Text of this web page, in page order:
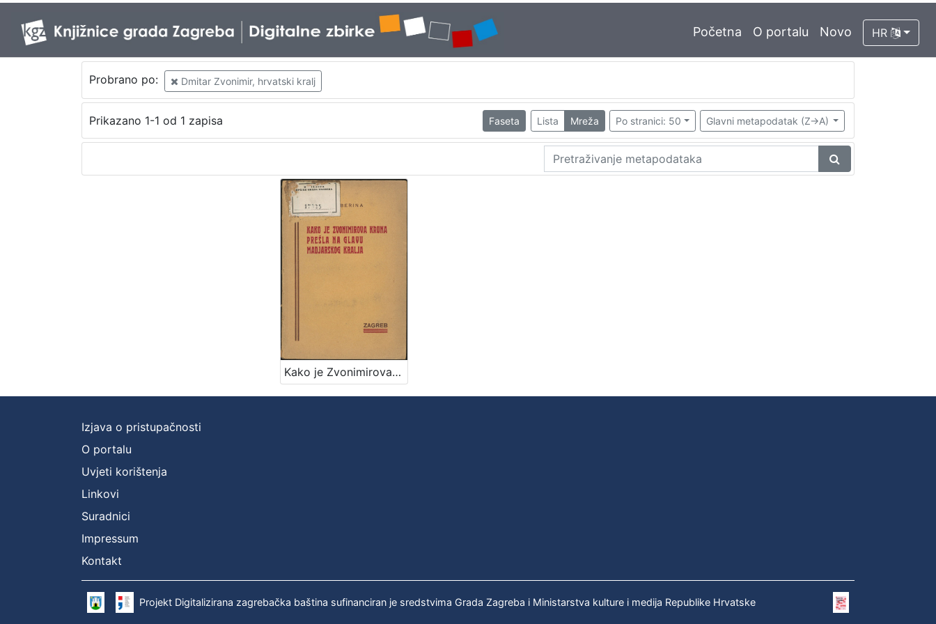
Početna O portalu Novo HR
Probrano po: Dmitar Zvonimir, hrvatski kralj
Prikazano 1-1 od 1 zapisa Faseta Lista Mreža Po stranici: 50 Glavni metapodatak (Z->A)
Kako je Zvonimirova kruna prešla na glavu madjarskog kralja / Ivo Guberina
Izjava o pristupačnosti
O portalu
Uvjeti korištenja
Linkovi
Suradnici
Impressum
Kontakt
Projekt Digitalizirana zagrebačka baština sufinanciran je sredstvima Grada Zagreba i Ministarstva kulture i medija Republike Hrvatske